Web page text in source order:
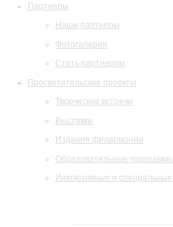
Партнеры
Наши партнеры
Фотогалерея
Стать партнером
Просветительские проекты
Творческие встречи
Выставки
Издания филармонии
Образовательные программы
Инклюзивные и